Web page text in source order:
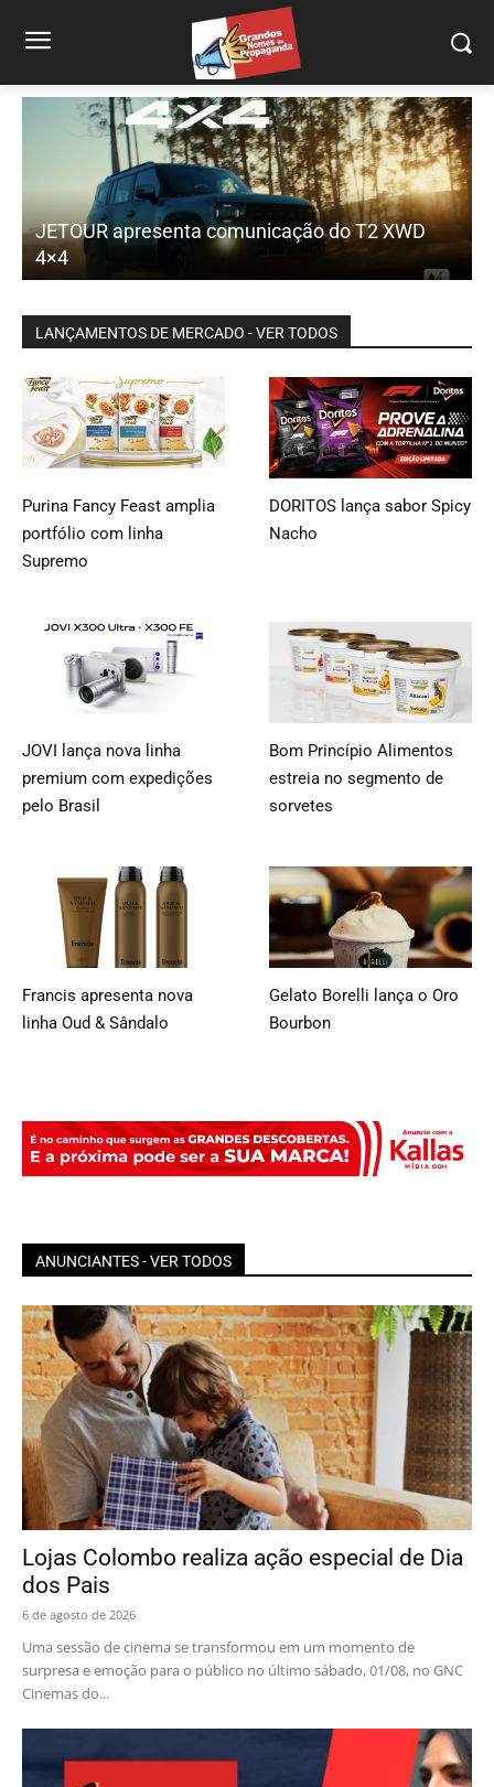
Perdigão Na Brasa reforça linha multiproteínas
com Michel Teló
LANÇAMENTOS DE MERCADO - VER TODOS
Purina Fancy Feast amplia
portfólio com linha
Supremo
DORITOS lança sabor Spicy
Nacho
JOVI lança nova linha
premium com expedições
pelo Brasil
Bom Princípio Alimentos
estreia no segmento de
sorvetes
Francis apresenta nova
linha Oud & Sândalo
Gelato Borelli lança o Oro
Bourbon
ANUNCIANTES - VER TODOS
Lojas Colombo realiza ação especial de Dia
dos Pais
6 de agosto de 2026
Uma sessão de cinema se transformou em um momento de
surpresa e emoção para o público no último sábado, 01/08, no GNC
Cinemas do...